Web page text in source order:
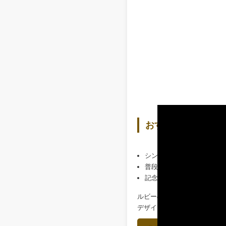
おすすめの加工
シンプルなK18リングへの
普段使いしやすいペンダン
記念日や節目の一点ものジ
ルビーの色味や形を主役にし
デザインや地金の種類により